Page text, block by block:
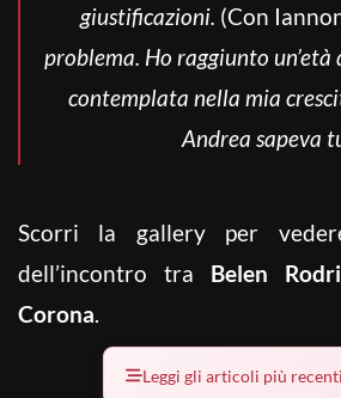
giustificazioni. (Con
problema. Ho raggiunto un’età
contemplata nella mia
Andrea sapeva
Scorri la gallery per
dell’incontro tra Belen
Corona.
Leggi gli articoli più